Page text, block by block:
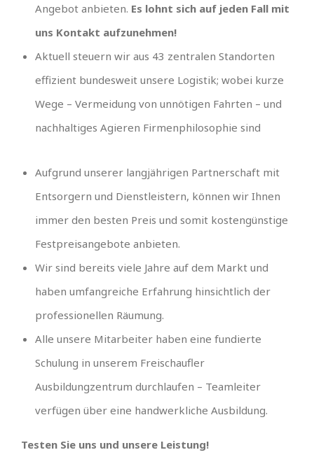
Angebot anbieten. Es lohnt sich auf jeden Fall mit
uns Kontakt aufzunehmen!
Aktuell steuern wir aus 43 zentralen Standorten
effizient bundesweit unsere Logistik; wobei kurze
Wege – Vermeidung von unnötigen Fahrten – und
nachhaltiges Agieren Firmenphilosophie sind
Aufgrund unserer langjährigen Partnerschaft mit
Entsorgern und Dienstleistern, können wir Ihnen
immer den besten Preis und somit kostengünstige
Festpreisangebote anbieten.
Wir sind bereits viele Jahre auf dem Markt und
haben umfangreiche Erfahrung hinsichtlich der
professionellen Räumung.
Alle unsere Mitarbeiter haben eine fundierte
Schulung in unserem Freischaufler
Ausbildungzentrum durchlaufen – Teamleiter
verfügen über eine handwerkliche Ausbildung.
Testen Sie uns und unsere Leistung!